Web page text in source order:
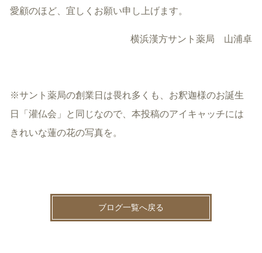
愛顧のほど、宜しくお願い申し上げます。
横浜漢方サント薬局 山浦卓
※サント薬局の創業日は畏れ多くも、お釈迦様のお誕生
日「灌仏会」と同じなので、本投稿のアイキャッチには
きれいな蓮の花の写真を。
ブログ一覧へ戻る